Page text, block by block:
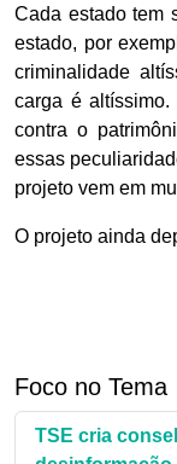
Cada estado tem
estado, por
criminalidade
carga é
contra o
essas
projeto vem em
O projeto ainda
Foco no Tema
TSE cria